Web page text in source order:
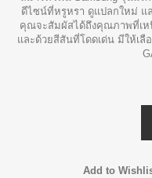
ดีไซน์ที่หรูหรา ดูแปลกใหม่ แ
คุณจะสัมผัสได้ถึงคุณภาพที่เ
และด้วยสีสันที่โดดเด่น มีให้เลื
Add to